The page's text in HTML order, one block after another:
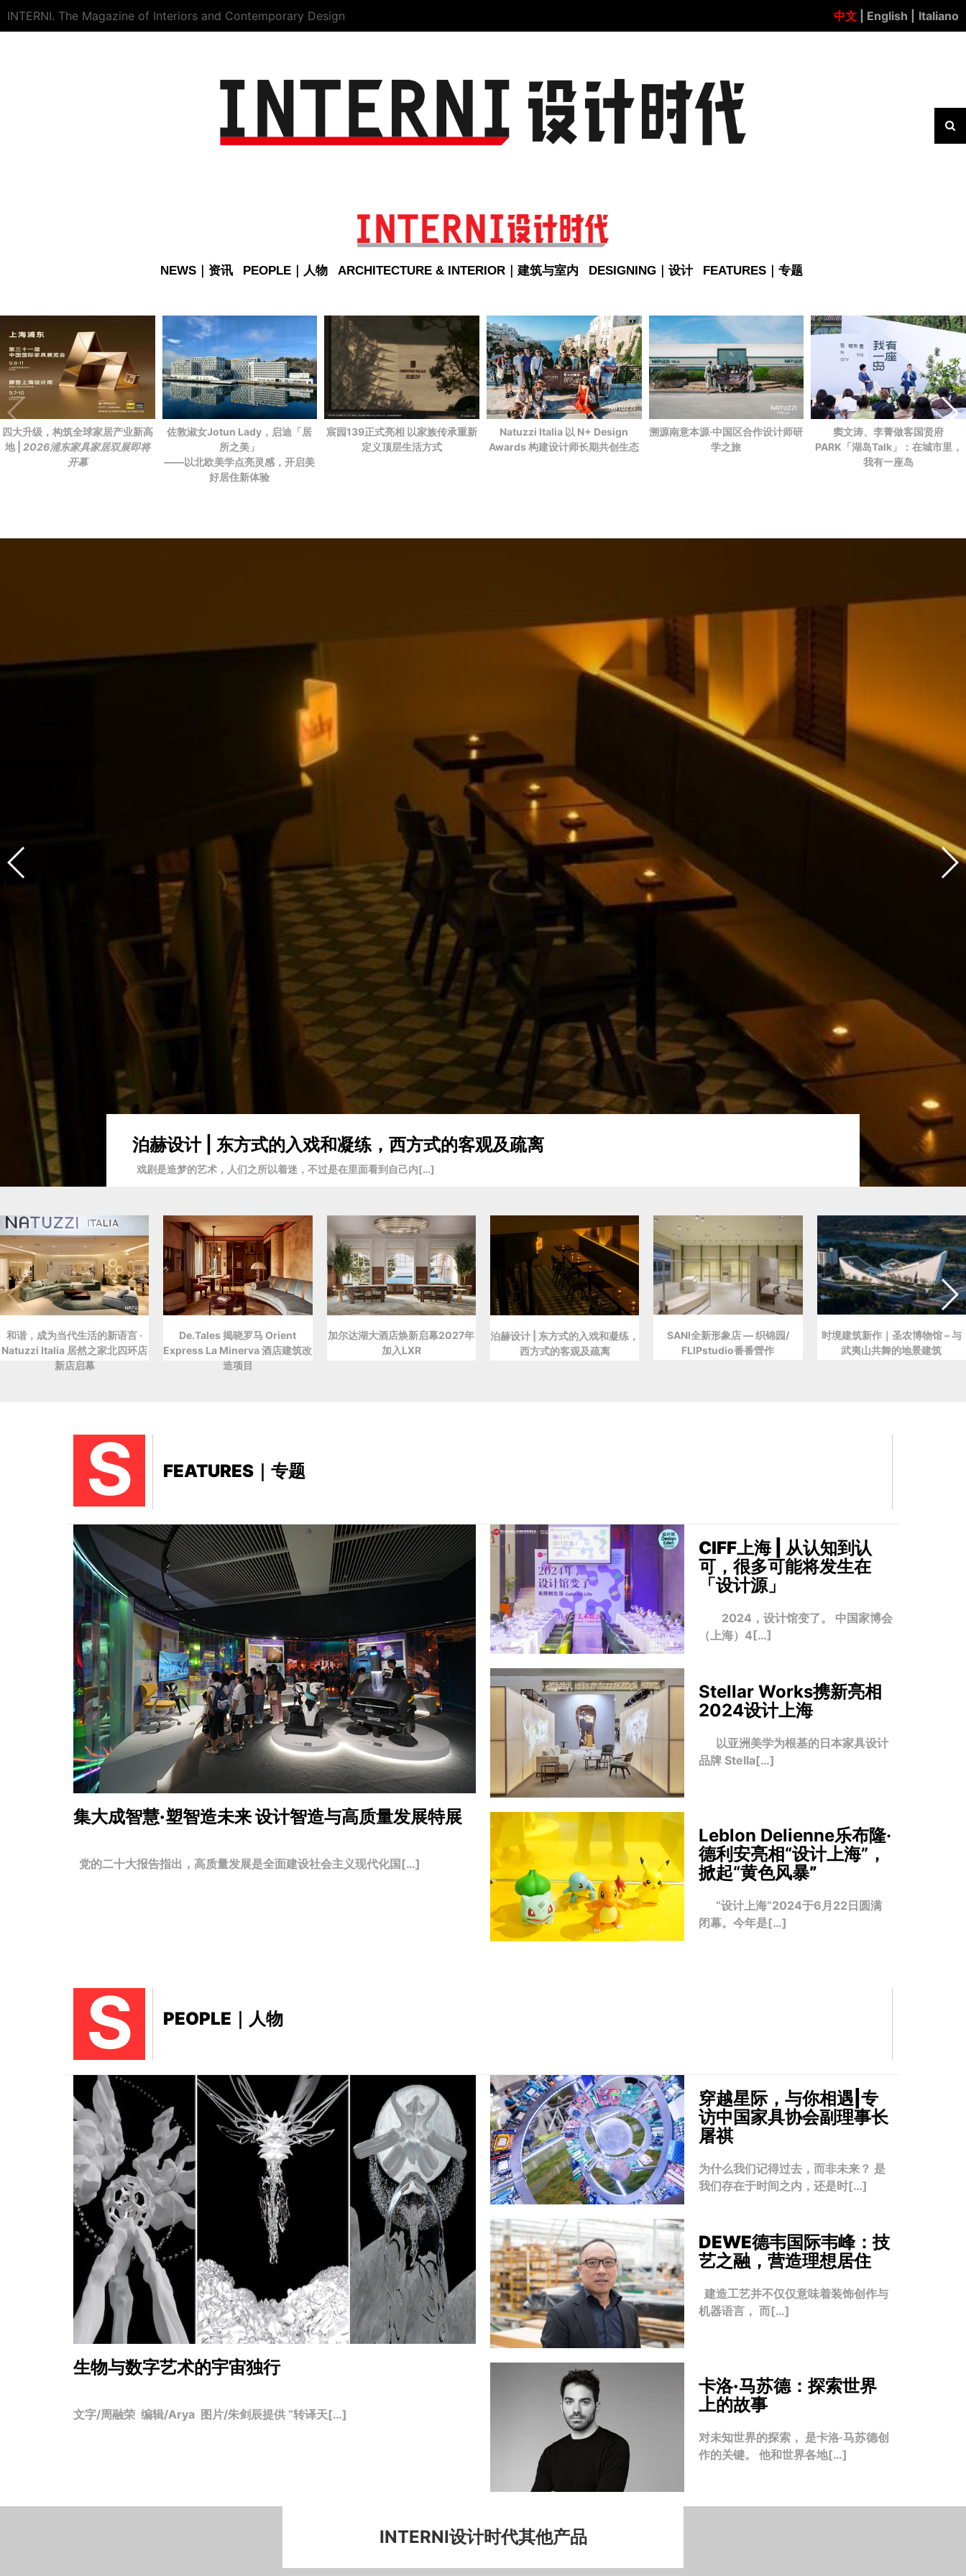
INTERNI. The Magazine of Interiors and Contemporary Design 中文 | English | Italiano
NEWS｜资讯 PEOPLE｜人物 ARCHITECTURE & INTERIOR｜建筑与室内 DESIGNING｜设计 FEATURES｜专题
四大升级，构筑全球家居产业新高
地 | 2026浦东家具家居双展即将
开幕
佐敦淑女Jotun Lady，启迪「居
所之美」
——以北欧美学点亮灵感，开启美
好居住新体验
宸园139正式亮相 以家族传承重新
定义顶层生活方式
Natuzzi Italia 以 N+ Design
Awards 构建设计师长期共创生态
溯源南意本源·中国区合作设计师研
学之旅
窦文涛、李菁做客国贤府
PARK 「湖岛Talk」：在城市里，
我有一座岛
泊赫设计 | 东方式的入戏和凝练，西方式的客观及疏离
戏剧是造梦的艺术，人们之所以着迷，不过是在里面看到自己内[…]
和谐，成为当代生活的新语言 ·
Natuzzi Italia 居然之家北四环店
新店启幕
De.Tales 揭晓罗马 Orient
Express La Minerva 酒店建筑改
造项目
加尔达湖大酒店焕新启幕2027年
加入LXR
泊赫设计 | 东方式的入戏和凝练，
西方式的客观及疏离
SANI全新形象店 — 织锦园/
FLIPstudio番番營作
时境建筑新作｜圣农博物馆 – 与
武夷山共舞的地景建筑
S FEATURES｜专题
集大成智慧·塑智造未来设计智造与高质量发展特展
党的二十大报告指出，高质量发展是全面建设社会主义现代化国[…]
CIFF上海 | 从认知到认
可，很多可能将发生在
「设计源」
2024，设计馆变了。 中国家博会
（上海）4[…]
Stellar Works携新亮相
2024设计上海
以亚洲美学为根基的日本家具设计
品牌 Stella[…]
Leblon Delienne乐布隆·
德利安亮相“设计上海”，
掀起“黄色风暴”
“设计上海”2024于6月22日圆满
闭幕。今年是[…]
S PEOPLE｜人物
生物与数字艺术的宇宙独行
文字/周融荣 编辑/Arya 图片/朱剑辰提供 “转译天[…]
穿越星际，与你相遇|专
访中国家具协会副理事长
屠祺
为什么我们记得过去，而非未来？ 是
我们存在于时间之内，还是时[…]
DEWE德韦国际韦峰：技
艺之融，营造理想居住
建造工艺并不仅仅意味着装饰创作与
机器语言， 而[…]
卡洛·马苏德：探索世界
上的故事
对未知世界的探索， 是卡洛·马苏德创
作的关键。 他和世界各地[…]
INTERNI设计时代其他产品